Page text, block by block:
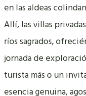
en las aldeas
Allí, las villas
ríos sagrados,
jornada de
turista más o un
esencia genuina,